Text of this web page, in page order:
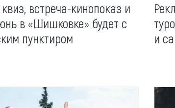
встреча-кинопоказ и
в «Шишковке» будет с
пунктиром
и